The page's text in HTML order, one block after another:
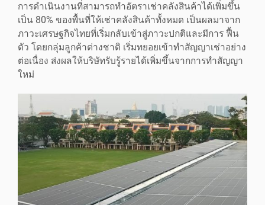
การดำเนินงานที่สามารถทำอัตราเช่าคลังสินค้าได้เพิ่มขึ้น
เป็น 80% ของพื้นที่ให้เช่าคลังสินค้าทั้งหมด เป็นผลมาจาก
ภาวะเศรษฐกิจไทยที่เริ่มกลับเข้าสู่ภาวะปกติและมีการ ฟื้น
ตัว โดยกลุ่มลูกค้าต่างชาติ เริ่มทยอยเข้าทำสัญญาเช่าอย่าง
ต่อเนื่อง ส่งผลให้บริษัทรับรู้รายได้เพิ่มขึ้นจากการทำสัญญา
ใหม่